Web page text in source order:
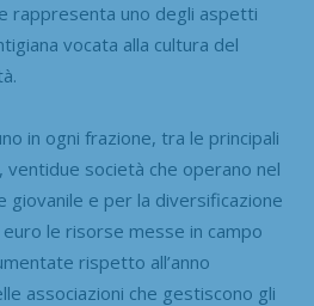
rappresenta uno degli aspetti
vocata alla cultura del
in ogni frazione, tra le principali
società che operano nel
e per la diversificazione
le risorse messe in campo
rispetto all’anno
associazioni che gestiscono gli